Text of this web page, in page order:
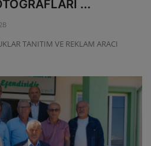
...
TANITIM VE REKLAM ARACI